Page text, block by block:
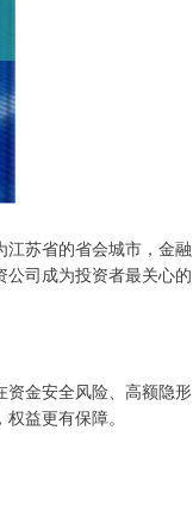
苏省的省会城市，金融
司成为投资者最关心的
资金安全风险、高额隐形
益更有保障。